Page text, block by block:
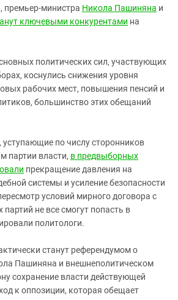
премьер-министра Никола Пашиняна и
ключевыми конкурентами на
политических сил, участвующих
коснулись снижения уровня
рабочих мест, повышения пенсий и
большинство этих обещаний
уступающие по числу сторонников
партии власти, в предвыборных
прекращение давления на
системы и усиление безопасности
условий мирного договора с
партий не все смогут попасть в
политологи.
станут референдумом о
Пашиняна и внешнеполитическом
сохранение власти действующей
к оппозиции, которая обещает